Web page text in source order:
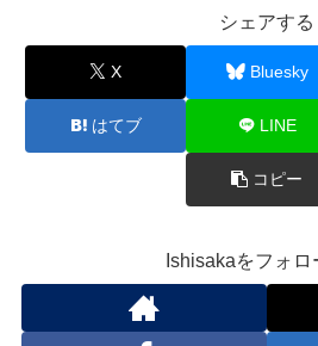
シェアする
X Bluesky
はてブ LINE
コピー
Ishisakaをフォロ